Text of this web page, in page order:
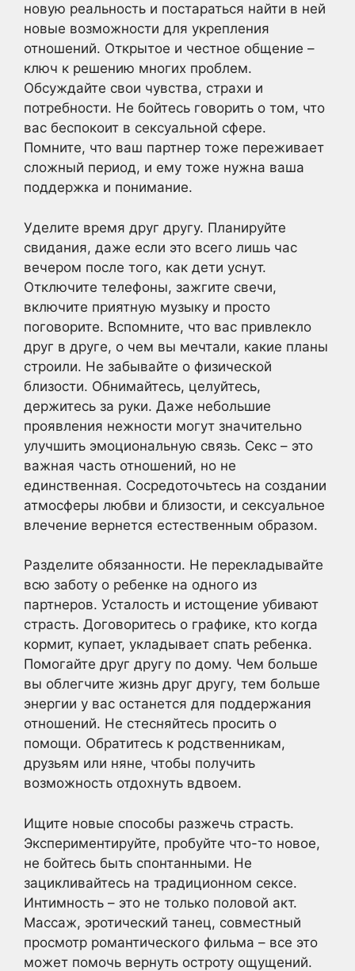
новую реальность и постараться найти в ней
новые возможности для укрепления
отношений. Открытое и честное общение –
ключ к решению многих проблем.
Обсуждайте свои чувства, страхи и
потребности. Не бойтесь говорить о том, что
вас беспокоит в сексуальной сфере.
Помните, что ваш партнер тоже переживает
сложный период, и ему тоже нужна ваша
поддержка и понимание.
Уделите время друг другу. Планируйте
свидания, даже если это всего лишь час
вечером после того, как дети уснут.
Отключите телефоны, зажгите свечи,
включите приятную музыку и просто
поговорите. Вспомните, что вас привлекло
друг в друге, о чем вы мечтали, какие планы
строили. Не забывайте о физической
близости. Обнимайтесь, целуйтесь,
держитесь за руки. Даже небольшие
проявления нежности могут значительно
улучшить эмоциональную связь. Секс – это
важная часть отношений, но не
единственная. Сосредоточьтесь на создании
атмосферы любви и близости, и сексуальное
влечение вернется естественным образом.
Разделите обязанности. Не перекладывайте
всю заботу о ребенке на одного из
партнеров. Усталость и истощение убивают
страсть. Договоритесь о графике, кто когда
кормит, купает, укладывает спать ребенка.
Помогайте друг другу по дому. Чем больше
вы облегчите жизнь друг другу, тем больше
энергии у вас останется для поддержания
отношений. Не стесняйтесь просить о
помощи. Обратитесь к родственникам,
друзьям или няне, чтобы получить
возможность отдохнуть вдвоем.
Ищите новые способы разжечь страсть.
Экспериментируйте, пробуйте что-то новое,
не бойтесь быть спонтанными. Не
зацикливайтесь на традиционном сексе.
Интимность – это не только половой акт.
Массаж, эротический танец, совместный
просмотр романтического фильма – все это
может помочь вернуть остроту ощущений.